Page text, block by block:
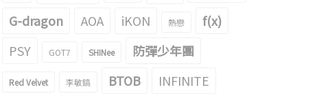
像 Red Velvet Wendy？AOA 玟娥
Red Velvet 新成員 Yeri 加入，18日 以
G-dragon AOA iKON 熱戀
f(x)
PSY
GOT7 SHINee 防彈少年團
Red Velvet 李敏鎬 BTOB
INFINITE